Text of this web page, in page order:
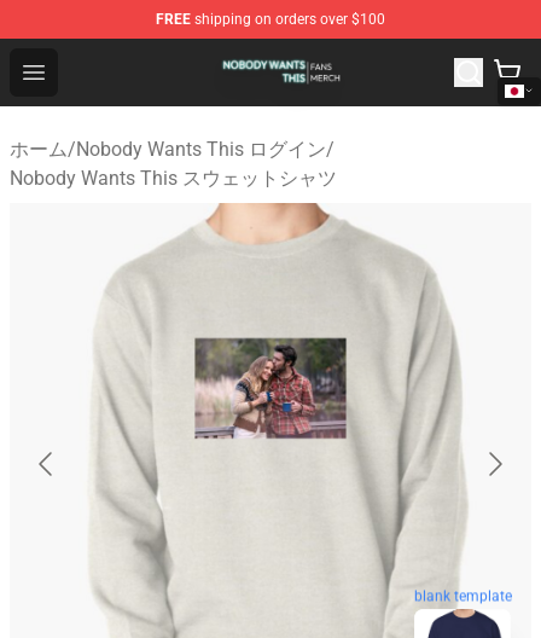
FREE shipping on orders over $100
Open menu
Nobody Wants This Shop - Official Nobody Wants This
ホーム/Nobody Wants This ログイン/
Nobody Wants This スウェットシャツ
blank template